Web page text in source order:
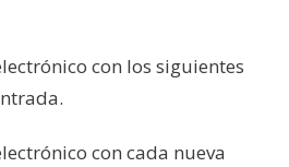
con los siguientes
con cada nueva